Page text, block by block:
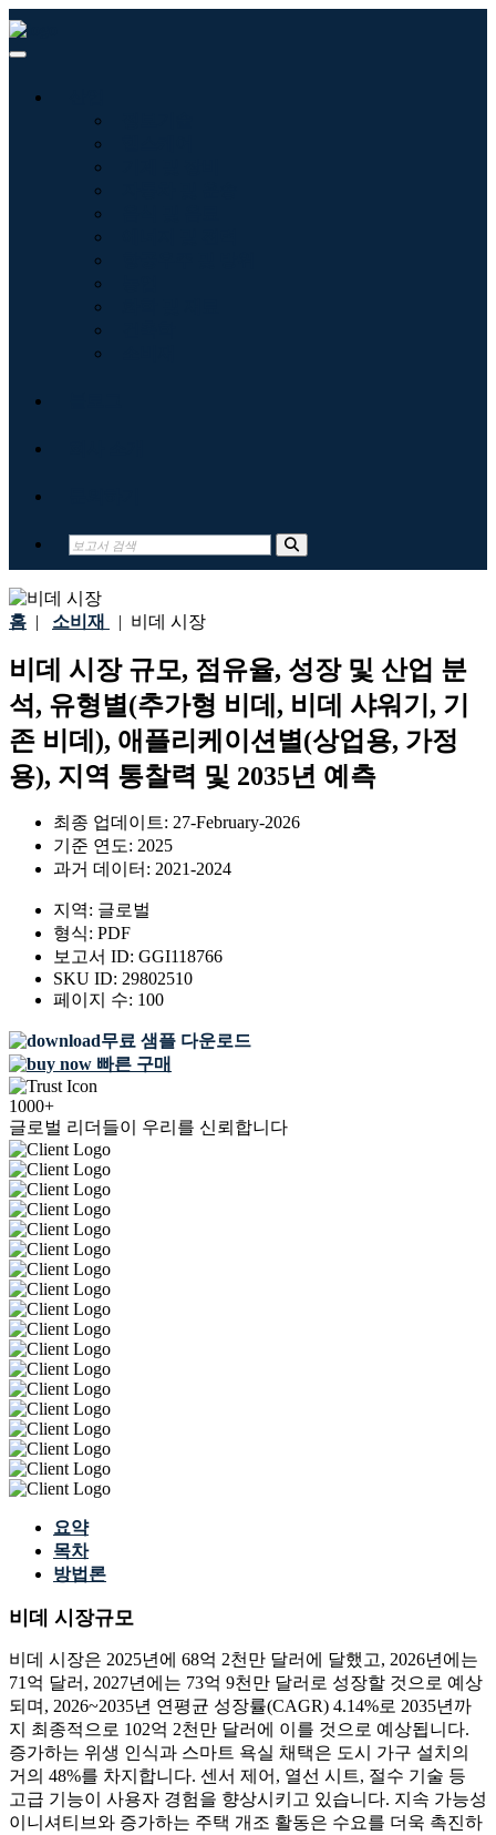
홈 | 소비재 | 비데 시장
비데 시장 규모, 점유율, 성장 및 산업 분
석, 유형별(추가형 비데, 비데 샤워기, 기
존 비데), 애플리케이션별(상업용, 가정
용), 지역 통찰력 및 2035년 예측
최종 업데이트: 27-February-2026
기준 연도: 2025
과거 데이터: 2021-2024
지역: 글로벌
형식: PDF
보고서 ID: GGI118766
SKU ID: 29802510
페이지 수: 100
무료 샘플 다운로드
빠른 구매
1000+
글로벌 리더들이 우리를 신뢰합니다
요약
목차
방법론
비데 시장규모
비데 시장은 2025년에 68억 2천만 달러에 달했고, 2026년에는
71억 달러, 2027년에는 73억 9천만 달러로 성장할 것으로 예상
되며, 2026~2035년 연평균 성장률(CAGR) 4.14%로 2035년까
지 최종적으로 102억 2천만 달러에 이를 것으로 예상됩니다.
증가하는 위생 인식과 스마트 욕실 채택은 도시 가구 설치의
거의 48%를 차지합니다. 센서 제어, 열선 시트, 절수 기술 등
고급 기능이 사용자 경험을 향상시키고 있습니다. 지속 가능성
이니셔티브와 증가하는 주택 개조 활동은 수요를 더욱 촉진하